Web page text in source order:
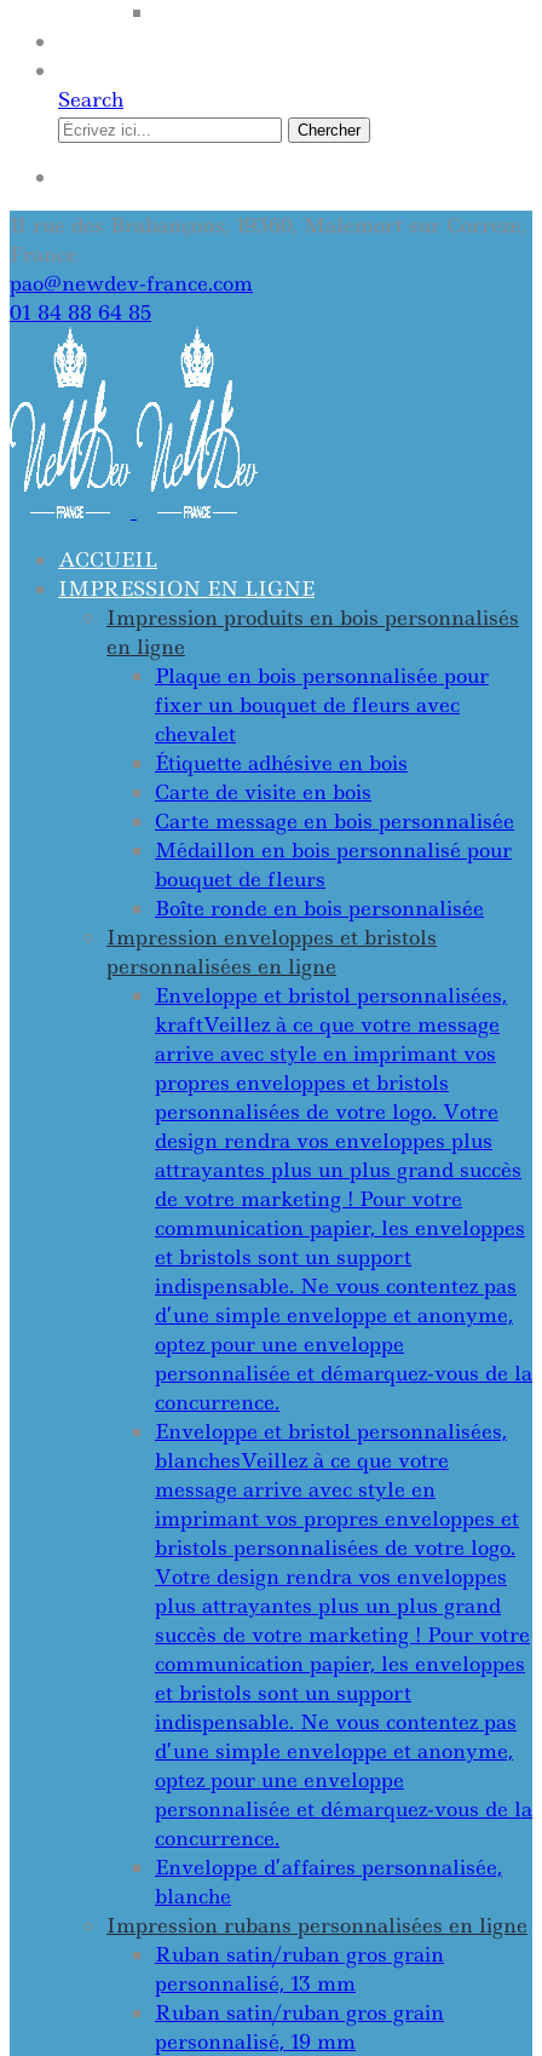
Search
Chercher
11 rue des Brabançons, 19360, Malemort sur Correze,
France
pao@newdev-france.com
01 84 88 64 85
ACCUEIL
IMPRESSION EN LIGNE
Impression produits en bois personnalisés
en ligne
Plaque en bois personnalisée pour
fixer un bouquet de fleurs avec
chevalet
Étiquette adhésive en bois
Carte de visite en bois
Carte message en bois personnalisée
Médaillon en bois personnalisé pour
bouquet de fleurs
Boîte ronde en bois personnalisée
Impression enveloppes et bristols
personnalisées en ligne
Enveloppe et bristol personnalisées,
kraftVeillez à ce que votre message
arrive avec style en imprimant vos
propres enveloppes et bristols
personnalisées de votre logo. Votre
design rendra vos enveloppes plus
attrayantes plus un plus grand succès
de votre marketing ! Pour votre
communication papier, les enveloppes
et bristols sont un support
indispensable. Ne vous contentez pas
d’une simple enveloppe et anonyme,
optez pour une enveloppe
personnalisée et démarquez-vous de la
concurrence.
Enveloppe et bristol personnalisées,
blanchesVeillez à ce que votre
message arrive avec style en
imprimant vos propres enveloppes et
bristols personnalisées de votre logo.
Votre design rendra vos enveloppes
plus attrayantes plus un plus grand
succès de votre marketing ! Pour votre
communication papier, les enveloppes
et bristols sont un support
indispensable. Ne vous contentez pas
d’une simple enveloppe et anonyme,
optez pour une enveloppe
personnalisée et démarquez-vous de la
concurrence.
Enveloppe d’affaires personnalisée,
blanche
Impression rubans personnalisées en ligne
Ruban satin/ruban gros grain
personnalisé, 13 mm
Ruban satin/ruban gros grain
personnalisé, 19 mm